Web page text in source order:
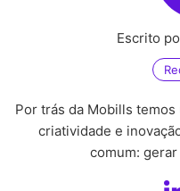
Escrito
Por trás da Mobills
criatividade e
comum: